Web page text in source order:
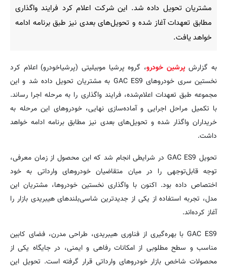
مشتریان تحویل داده شد. این شرکت اعلام کرد فرایند واگذاری
مطابق تعهدات آغاز شده و تحویل‌های بعدی نیز طبق برنامه ادامه
خواهد یافت.
به گزارشپرشین خودرو، گروه پرشیا موبیلیتی (پرشیاخودرو) اعلام کرد
نخستین سری خودروهای GAC ES9 به مشتریان تحویل داده شد و این
مجموعه طبق تعهدات اعلام‌شده، فرایند واگذاری را به مرحله اجرا رساند.
با تکمیل مراحل اجرایی و آماده‌سازی نهایی، خودروهای این مرحله به
خریداران واگذار شده و تحویل‌های بعدی نیز مطابق برنامه ادامه خواهد
داشت.
تحویل GAC ES9 در شرایطی انجام شد که این محصول از زمان معرفی،
توجه قابل‌توجهی را در میان متقاضیان خودروهای وارداتی به خود
اختصاص داده بود. اکنون با واگذاری نخستین خودروها، مشتریان این
مدل، تجربه استفاده از یکی از جدیدترین شاسی‌بلندهای هیبریدی بازار را
آغاز کرده‌اند.
GAC ES9 با بهره‌گیری از فناوری هیبریدی، طراحی مدرن، فضای کابین
مناسب و سطح مطلوبی از امکانات رفاهی و ایمنی، در جایگاه یکی از
محصولات شاخص بازار خودروهای وارداتی قرار گرفته است. تحویل این